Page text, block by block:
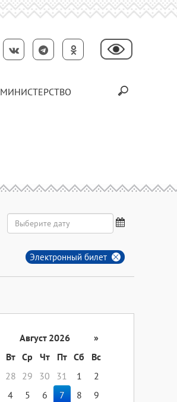
МИНИСТЕРСТВО
Электронный билет
Август 2026
»
Вт Ср Чт Пт Сб
Вс
28 29 30 31 1
2
4 5 6 7 8
9